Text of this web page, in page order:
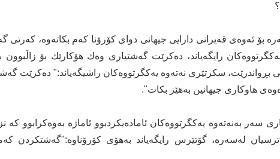
ئه‌وه‌ی قه‌یرانی دارایی جیهانی دوای كۆرۆنا كه‌م بكاته‌وه‌، كه‌رتی
رایگه‌یاند، ده‌كرێت گه‌شتیاری وه‌ك هۆكارێك بۆ زاڵبوون
لێی بڕواندرێت، سكرتێری نه‌ته‌وه یه‌كگرتووه‌كان راشیگه‌یاند:" ده‌كرێت
هاوكاری جیهانین به‌هێز بكات".
له‌سه‌ره‌، گۆتێرس رایگه‌یاند به‌هۆی كۆرۆناوه‌:"گه‌شتكردن